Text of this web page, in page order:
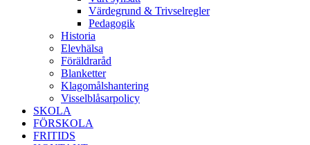
Värdegrund & Trivselregler
Pedagogik
Historia
Elevhälsa
Föräldraråd
Blanketter
Klagomålshantering
Visselblåsarpolicy
SKOLA
FÖRSKOLA
FRITIDS